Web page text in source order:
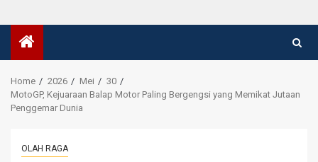
Home 2026 Mei
30
MotoGP, Kejuaraan Balap Motor Paling Bergengsi yang Memikat Jutaan
Penggemar Dunia
OLAH RAGA